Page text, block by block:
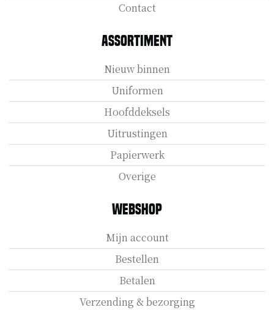
Contact
Assortiment
Nieuw binnen
Uniformen
Hoofddeksels
Uitrustingen
Papierwerk
Overige
Webshop
Mijn account
Bestellen
Betalen
Verzending & bezorging